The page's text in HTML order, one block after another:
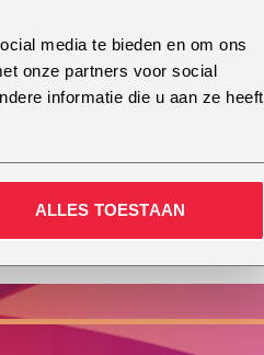
media te bieden en om ons
onze partners voor social
informatie die u aan ze heeft
ALLES TOESTAAN